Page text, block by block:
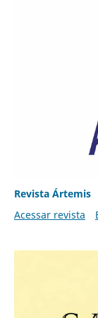
Revista Ártemis
Acessar revista